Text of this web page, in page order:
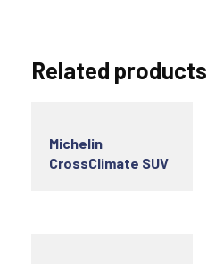
Related products
Michelin
CrossClimate SUV